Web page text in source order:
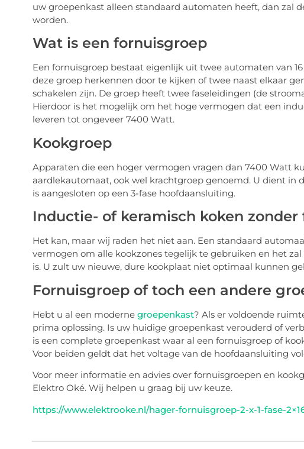
uw groepenkast alleen standaard automaten heeft, dan zal
worden.
Wat is een fornuisgroep
Een fornuisgroep bestaat eigenlijk uit twee automaten van
deze groep herkennen door te kijken of twee naast elkaar
schakelen zijn. De groep heeft twee faseleidingen (de
Hierdoor is het mogelijk om het hoge vermogen dat een
leveren tot ongeveer 7400 Watt.
Kookgroep
Apparaten die een hoger vermogen vragen dan 7400 Watt
aardlekautomaat, ook wel krachtgroep genoemd. U dient in
is aangesloten op een 3-fase hoofdaansluiting.
Inductie- of keramisch koken
Het kan, maar wij raden het niet aan. Een standaard
vermogen om alle kookzones tegelijk te gebruiken en het
is. U zult uw nieuwe, dure kookplaat niet optimaal kunnen
Fornuisgroep of toch een andere
Hebt u al een moderne groepenkast? Als er voldoende
prima oplossing. Is uw huidige groepenkast verouderd of
is een complete groepenkast waar al een fornuisgroep of
Voor beiden geldt dat het voltage van de hoofdaansluiting
Voor meer informatie en advies over fornuisgroepen en
Elektro Oké. Wij helpen u graag bij uw keuze.
https://www.elektrooke.nl/hager-fornuisgroep-2-x-1-fase-